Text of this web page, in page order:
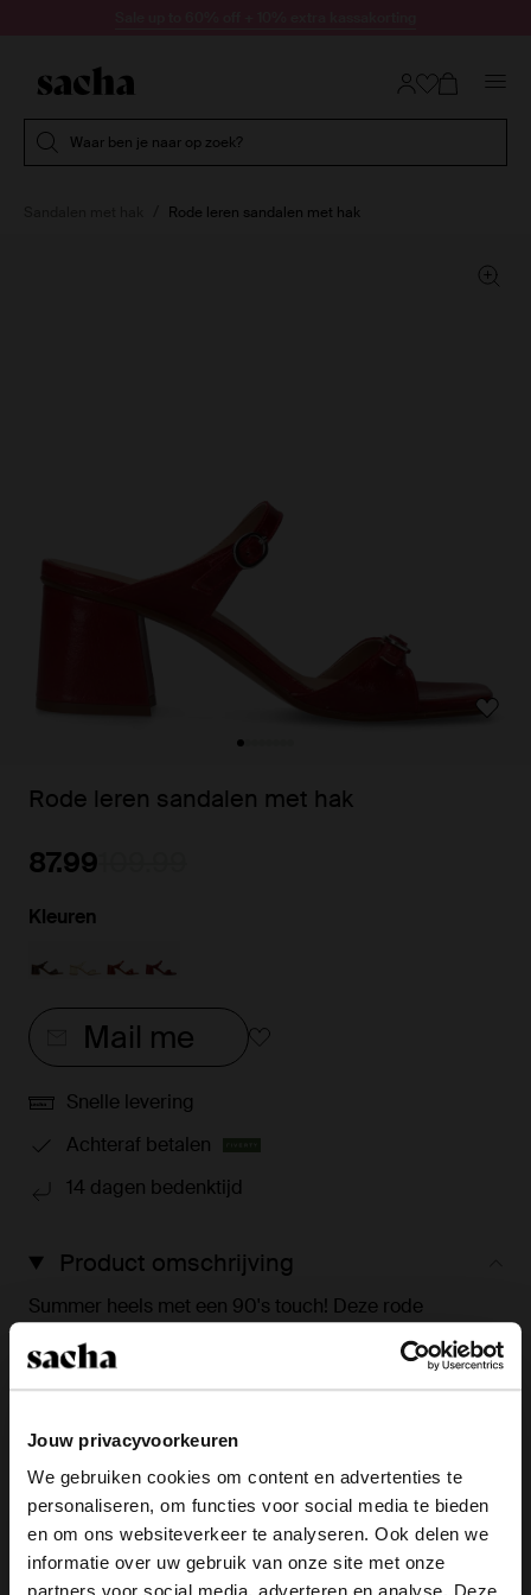
Jouw privacyvoorkeuren
We gebruiken cookies om content en advertenties te
personaliseren, om functies voor social media te bieden
en om ons websiteverkeer te analyseren. Ook delen we
informatie over uw gebruik van onze site met onze
Waar ben je naar op zoek?
Rode leren sandalen met hak
Rode leren sandalen met hak
87.99
Kleuren
Mail me
Snelle levering
Achteraf betalen
14 dagen bedenktijd
Product omschrijving
Summer heels met een 90's touch! Deze rode
sandalen met hak van Sacha zijn de perfecte
eycatchers voor een summer look. De hak sandalen
hebben twee bandjes met gesp over de voet en een
hak zijn geheel gemaakt van leer, verzorg ze dus goed
met de juiste onderhoudsproducten.
Product details
×
View this website in English?